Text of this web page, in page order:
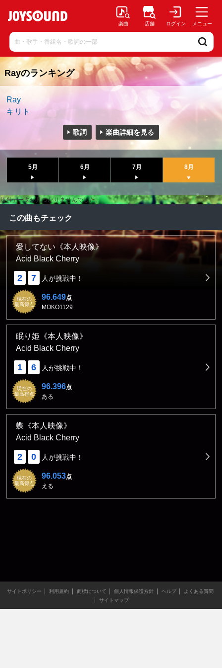
楽曲 店舗 ログイン メニュー
Rayのランキング
Ray
キリト
歌詞 楽曲詳細を見る
5月 6月 7月 8月
該当データが見つかりませんでした。
この曲もチェック
愛してない《本人映像》
Acid Black Cherry
2 7 人が挑戦中！
現在の
最高得点
96.649点
MOKO1129
眠り姫《本人映像》
Acid Black Cherry
1 6 人が挑戦中！
現在の
最高得点
96.396点
ある
蝶《本人映像》
Acid Black Cherry
2 0 人が挑戦中！
現在の
最高得点
96.053点
える
サイトポリシー 利用規約 商標について 個人情報保護方針 ヘルプ
よくある質問
サイトマップ